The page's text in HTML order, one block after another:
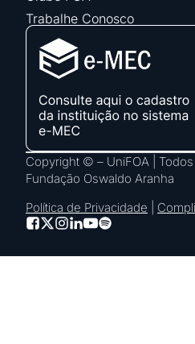
Trabalhe Conosco
Copyright © – UniFOA |
Fundação Oswaldo Aranha
Política de Privacidade